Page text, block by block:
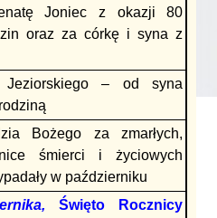
Joniec z okazji 80
oraz za córkę i syna z
– od syna
Bożego za zmarłych,
śmierci i życiowych
w październiku
Święto Rocznicy